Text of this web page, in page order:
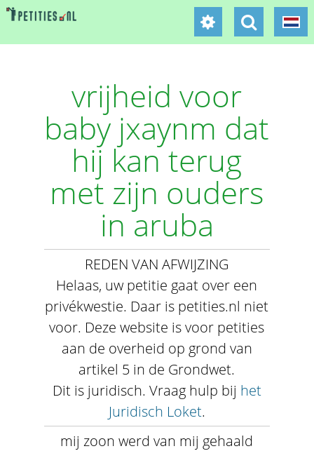
vrijheid voor
baby jxaynm dat
hij kan terug
met zijn ouders
in aruba
REDEN VAN AFWIJZING
Helaas, uw petitie gaat over een
privékwestie. Daar is petities.nl niet
voor. Deze website is voor petities
aan de overheid op grond van
artikel 5 in de Grondwet.
Dit is juridisch. Vraag hulp bij het
Juridisch Loket.
mij zoon werd van mij gehaald